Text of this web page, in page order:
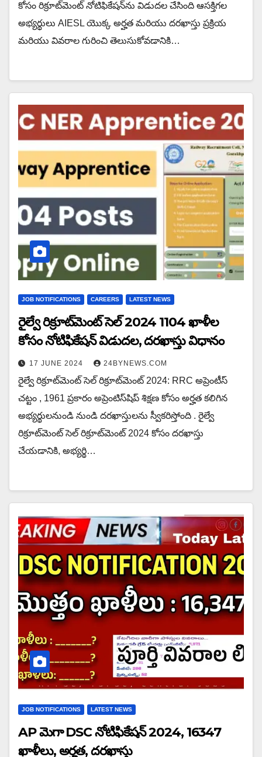
కోసం రిక్రూట్‌మెంట్ నోటిఫికేషన్‌ను విడుదల చేసింది ఆసక్తిగల
అభ్యర్థులు AIESL యొక్క అర్హత మరియు దరఖాస్తు ప్రక్రియ
మరియు వివరాల గురించి తెలుసుకోవడానికి…
JOB NOTIFICATIONS CAREERS LATEST NEWS
రైల్వే రిక్రూట్‌మెంట్ సెల్ 2024 1104 ఖాళీల
కోసం నోటిఫికేషన్ విడుదల, దరఖాస్తు విధానం
17 JUNE 2024 24BYNEWS.COM
రైల్వే రిక్రూట్‌మెంట్ సెల్ రిక్రూట్‌మెంట్ 2024: RRC అప్రెంటీస్
చట్టం , 1961 ప్రకారం అప్రెంటిస్‌షిప్ శిక్షణ కోసం అర్హత కలిగిన
అభ్యర్థులనుండి నుండి దరఖాస్తులను స్వీకరిస్తోంది . రైల్వే
రిక్రూట్‌మెంట్ సెల్ రిక్రూట్‌మెంట్ 2024 కోసం దరఖాస్తు
చేయడానికి, అభ్యర్థి…
JOB NOTIFICATIONS LATEST NEWS
AP మెగా DSC నోటిఫికేషన్ 2024, 16347
ఖాళీలు, అర్హత, దరఖాస్తు